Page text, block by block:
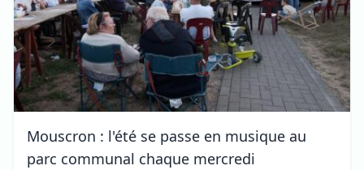
Mouscron : l'été se passe en musique au
parc communal chaque mercredi